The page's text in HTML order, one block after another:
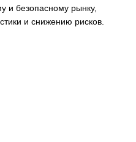
и безопасному рынку,
и снижению рисков.